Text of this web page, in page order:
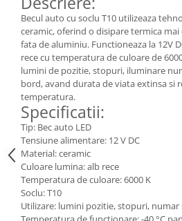
Consumabile
Cititoare coduri de bare
Accesorii pistoale de lipit
Aparate termoviziune
Banda Izolatoare
Microscoape
Paste de lipit
Surse de laborator
Suruburi, dibluri si accesorii uz
general
Becul auto cu soclu T10 utilizeaza
ceramic, oferind o disipare termica mai
fata de aluminiu. Functioneaza la 12V
rece cu temperatura de culoare de
lumini de pozitie, stopuri, iluminare
bord, avand durata de viata extinsa si
temperatura.
Specificatii:
Tip: Bec auto LED
Tensiune alimentare: 12 V DC
Material: ceramic
Culoare lumina: alb rece
Temperatura de culoare: 6000 K
Soclu: T10
Utilizare: lumini pozitie, stopuri,